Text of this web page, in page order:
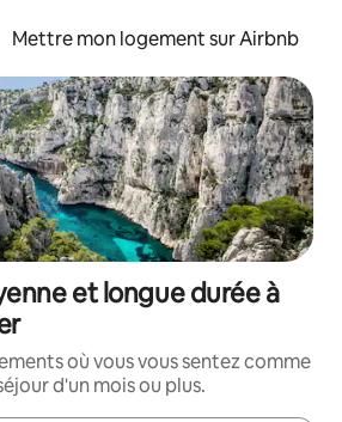
Mettre mon logement sur Airbnb
et longue durée à
où vous vous sentez comme
d'un mois ou plus.